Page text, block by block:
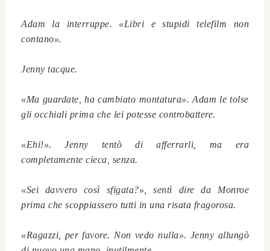
Adam la interruppe. «Libri e stupidi telefilm non
contano».
Jenny tacque.
«Ma guardate, ha cambiato montatura». Adam le tolse
gli occhiali prima che lei potesse controbattere.
«Ehi!». Jenny tentò di afferrarli, ma era
completamente cieca, senza.
«Sei davvero così sfigata?», sentì dire da Monroe
prima che scoppiassero tutti in una risata fragorosa.
«Ragazzi, per favore. Non vedo nulla». Jenny allungò